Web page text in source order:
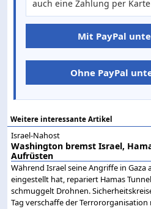
auch eine Zahlung per
Mit PayPal
Ohne PayPal
Weitere interessante Artikel
Israel-Nahost
Washington bremst Israel,
Aufrüsten
Während Israel seine Angriffe in Gaza
eingestellt hat, repariert Hamas
schmuggelt Drohnen.
Tag verschaffe der Terrororganisation